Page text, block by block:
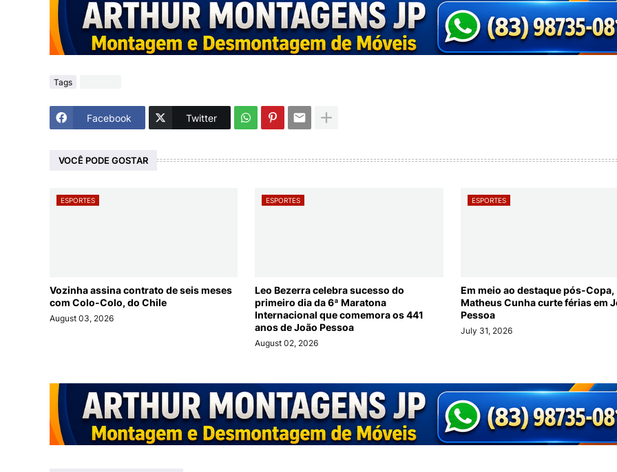
Tags
Facebook Twitter
VOCÊ PODE GOSTAR
ESPORTES
Vozinha assina contrato de seis meses
com Colo-Colo, do Chile
August 03, 2026
ESPORTES
Leo Bezerra celebra sucesso do
primeiro dia da 6ª Maratona
Internacional que comemora os 441
anos de João Pessoa
August 02, 2026
ESPORTES
Em meio ao destaque pós-Copa,
Matheus Cunha curte férias em
Pessoa
July 31, 2026